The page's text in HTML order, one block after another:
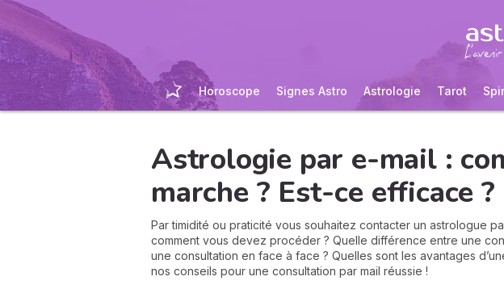
Horoscope Signes Astro Astrologie Tarot
Astrologie par e-mail :
marche ? Est-ce efficace ?
Par timidité ou praticité vous souhaitez contacter un astrologue
comment vous devez procéder ? Quelle différence entre une
une consultation en face à face ? Quelles sont les avantages
nos conseils pour une consultation par mail réussie !